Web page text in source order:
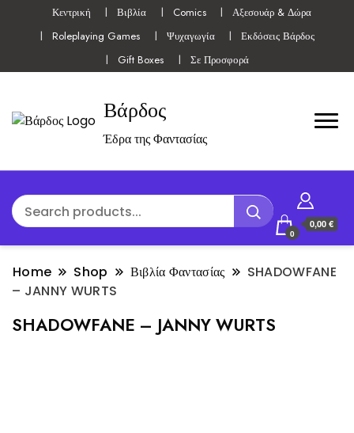
Κεντρική Βιβλία Comics
Αξεσουάρ & Δώρα
Roleplaying Games
Ψυχαγωγία
Εκδόσεις Βάρδος
Gift Boxes
Σε Προσφορά
Βάρδος
Έδρα της Φαντασίας
0
0,00 €
Home Shop Βιβλία Φαντασίας
SHADOWFANE
– JANNY WURTS
SHADOWFANE – JANNY WURTS